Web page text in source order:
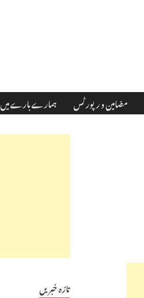
مضامین و رپورٹس
ہمارے بارے میں
تازہ خبریں